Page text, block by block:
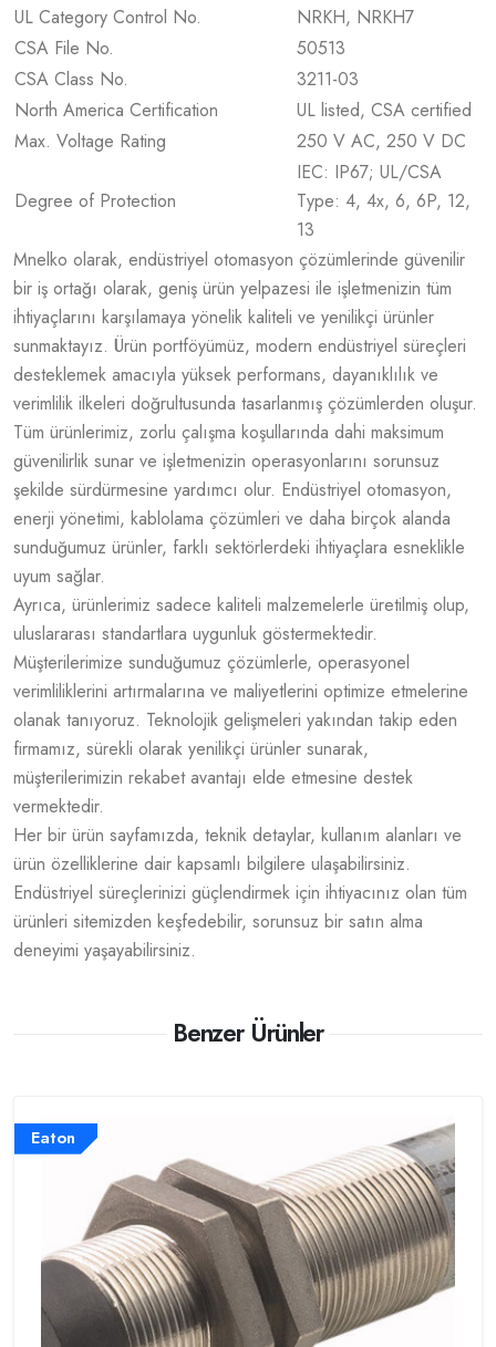
UL Category Control No.
NRKH, NRKH7
CSA File No.
50513
CSA Class No.
3211-03
North America Certification
UL listed, CSA certified
Max. Voltage Rating
250 V AC, 250 V DC
Degree of Protection
IEC: IP67; UL/CSA
Type: 4, 4x, 6, 6P, 12,
13
Mnelko olarak, endüstriyel otomasyon çözümlerinde güvenilir
bir iş ortağı olarak, geniş ürün yelpazesi ile işletmenizin tüm
ihtiyaçlarını karşılamaya yönelik kaliteli ve yenilikçi ürünler
sunmaktayız. Ürün portföyümüz, modern endüstriyel süreçleri
desteklemek amacıyla yüksek performans, dayanıklılık ve
verimlilik ilkeleri doğrultusunda tasarlanmış çözümlerden oluşur.
Tüm ürünlerimiz, zorlu çalışma koşullarında dahi maksimum
güvenilirlik sunar ve işletmenizin operasyonlarını sorunsuz
şekilde sürdürmesine yardımcı olur. Endüstriyel otomasyon,
enerji yönetimi, kablolama çözümleri ve daha birçok alanda
sunduğumuz ürünler, farklı sektörlerdeki ihtiyaçlara esneklikle
uyum sağlar.
Ayrıca, ürünlerimiz sadece kaliteli malzemelerle üretilmiş olup,
uluslararası standartlara uygunluk göstermektedir.
Müşterilerimize sunduğumuz çözümlerle, operasyonel
verimliliklerini artırmalarına ve maliyetlerini optimize etmelerine
olanak tanıyoruz. Teknolojik gelişmeleri yakından takip eden
firmamız, sürekli olarak yenilikçi ürünler sunarak,
müşterilerimizin rekabet avantajı elde etmesine destek
vermektedir.
Her bir ürün sayfamızda, teknik detaylar, kullanım alanları ve
ürün özelliklerine dair kapsamlı bilgilere ulaşabilirsiniz.
Endüstriyel süreçlerinizi güçlendirmek için ihtiyacınız olan tüm
ürünleri sitemizden keşfedebilir, sorunsuz bir satın alma
deneyimi yaşayabilirsiniz.
Benzer Ürünler
Eaton